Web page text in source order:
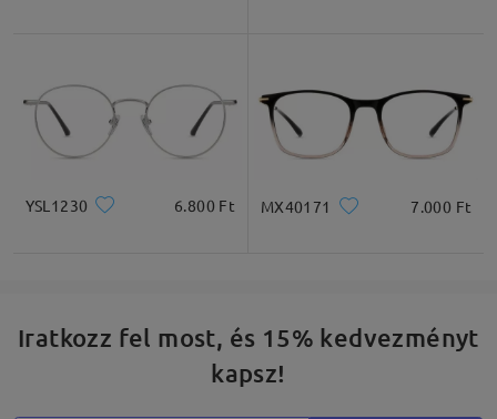
* Csak tájékoztató jellegű
YSL1230 6.800 Ft MX40171 7.000 Ft
Iratkozz fel most, és 15% kedvezményt
kapsz!